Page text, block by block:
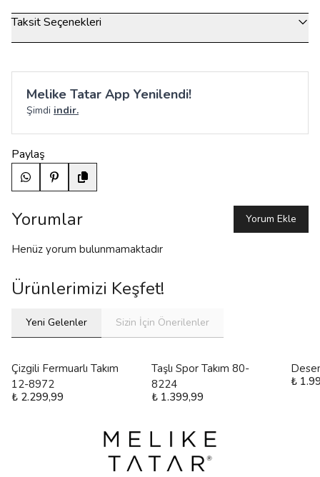
Taksit Seçenekleri
Melike Tatar App Yenilendi!
Şimdi indir.
Paylaş
Yorumlar Yorum Ekle
Henüz yorum bulunmamaktadır
Ürünlerimizi Keşfet!
Yeni Gelenler Sizin İçin Önerilenler
Çizgili Fermuarlı Takım
12-8972
₺ 2.299,99
Taşlı Spor Takım 80-
8224
₺ 1.399,99
₺